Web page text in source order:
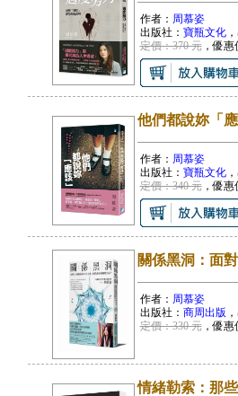
作者： 周慕姿
出版社： 寶瓶文化
定價：370 元，優惠
他們都說妳「
作者： 周慕姿
出版社： 寶瓶文化
定價：340 元，優惠
關係黑洞：面
作者： 周慕姿
出版社： 商周出版
定價：330 元，優惠
情緒勒索：那